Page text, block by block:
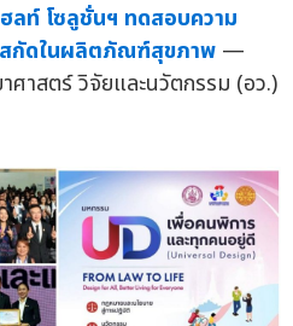
ท์ โซลูชั่นฯ ทดสอบความ
กัดในผลิตภัณฑ์สุขภาพ —
ศาสตร์ วิจัยและนวัตกรรม (อว.)